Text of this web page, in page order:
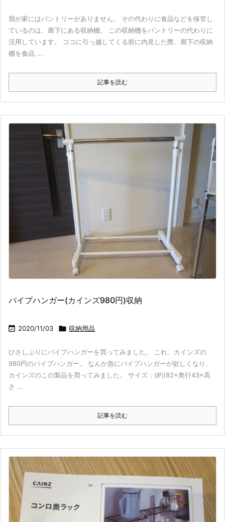
我が家にはパントリーがありません。 その代わりに食品などを保管し
ているのは、廊下にある収納棚。 この収納棚をパントリーの代わりに
活用しています。 ココに引っ越してくる前に内見した際、廊下の収納
棚を食品 ...
記事を読む
パイプハンガー(カインズ980円)収納
 2020/11/03  収納用品
ひさしぶりにパイプハンガーを買ってみました。 これ、カインズの
980円のパイプハンガー。 なんか急にパイプハンガーが欲しくなり、
カインズのこの製品を買ってみました。 サイズ：(約)82×奥行43×高
さ ...
記事を読む